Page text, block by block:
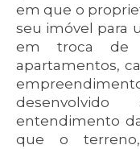
em que o
seu imóvel para
em troca de
apartamentos,
entendimento
que o